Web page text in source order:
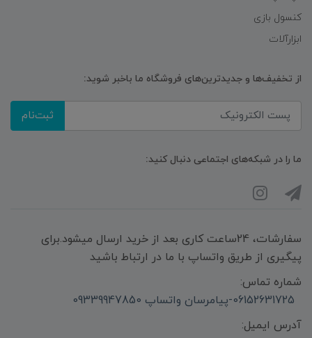
کنسول بازی
ابزارآلات
از تخفیف‌ها و جدیدترین‌های فروشگاه ما باخبر شوید:
ثبت‌نام
ما را در شبکه‌های اجتماعی دنبال کنید:
سفارشات، 24ساعت کاری بعد از خرید ارسال میشود.برای
پیگیری از طریق واتساپ با ما در ارتباط باشید
شماره تماس:
06152631725-پیامرسان واتساپ 09339947850
آدرس ایمیل: